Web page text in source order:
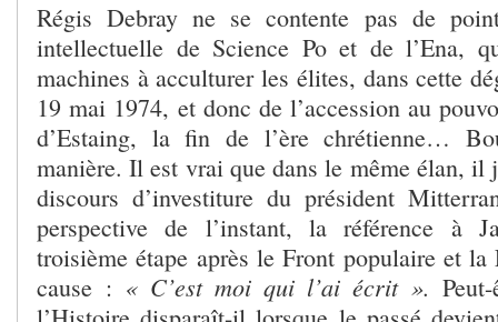
Régis Debray ne se contente pas de
intellectuelle de Science Po et de l’Ena,
machines à acculturer les élites, dans cette
19 mai 1974, et donc de l’accession au
d’Estaing, la fin de l’ère chrétienne…
manière. Il est vrai que dans le même élan, il
discours d’investiture du président
perspective de l’instant, la référence à
troisième étape après le Front populaire et
cause : « C’est moi qui l’ai écrit ».